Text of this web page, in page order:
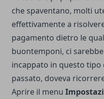
che spaventano, molti
effettivamente a
pagamento dietro le
buontemponi, ci
incappato in questo
passato, doveva
Aprire il menu